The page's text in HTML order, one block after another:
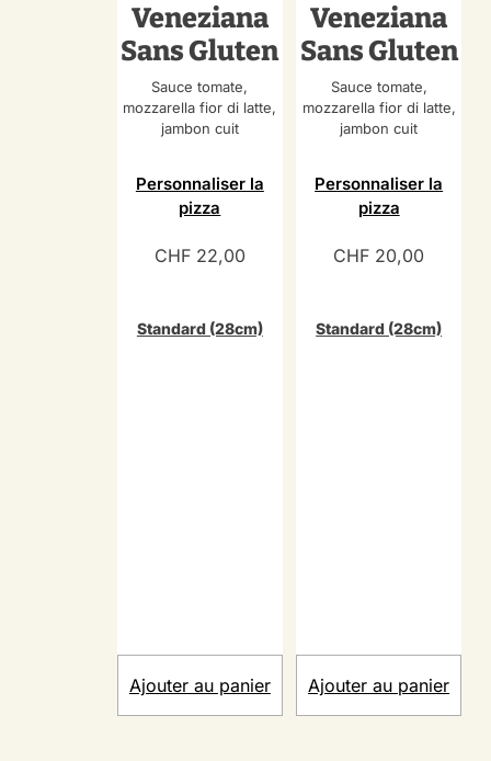
Veneziana
Sans Gluten
Sauce tomate,
mozzarella fior di latte,
jambon cuit
Personnaliser la
pizza
CHF22,00
Standard (28cm)
Ajouter au panier
Veneziana
Sans Gluten
Sauce tomate,
mozzarella fior di latte,
jambon cuit
Personnaliser la
pizza
CHF 20,00
Standard (28cm)
Ajouter au panier